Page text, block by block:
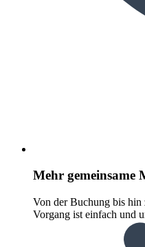
Mehr gemeinsame
Von der Buchung bis hin
Vorgang ist einfach und